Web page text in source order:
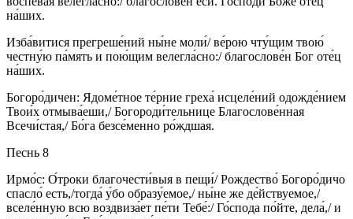
на́ших.
Изба́витися прегреше́ний ны́не моли́/ ве́рою чту́щим твою́
честну́ю па́мять и пою́щим велегла́сно:/ благослове́н Бог оте́ц
на́ших.
Богоро́дичен: Ядоме́тное те́рние греха́ исцеле́ний одожде́нием
Твои́х отмыва́еши,/ Богороди́тельнице Благослове́нная
Всечи́стая,/ Бо́га безсе́менно ро́ждшая.
Песнь 8
Ирмо́с: О́троки благочести́выя в пещи́/ Рождество́ Богоро́дичо
спасло́ есть,/тогда́ у́бо образу́емое,/ ны́не же де́йствуемое,/
вселе́нную всю воздвиза́ет пе́ти Тебе́:/ Го́спода по́йте, дела́,/ и